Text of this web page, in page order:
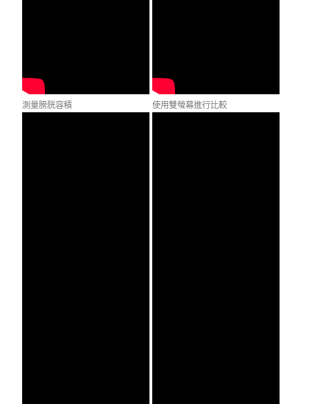
測量膀胱容積 使用雙螢幕進行比較